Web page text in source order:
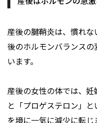
産後の腱鞘炎は、慣れ
後のホルモンバランス
います。
産後の女性の体では、妊
と「プロゲステロン」
を境に一気に減少に転